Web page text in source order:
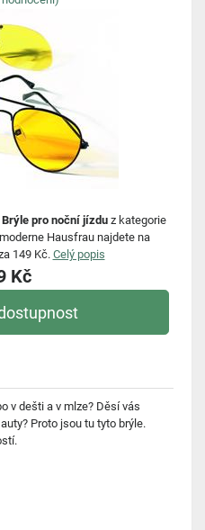
pro noční jízdu z kategorie
Hausfrau najdete na
149 Kč. Celý popis
Kč
v dešti a v mlze? Děsí vás
Proto jsou tu tyto brýle.